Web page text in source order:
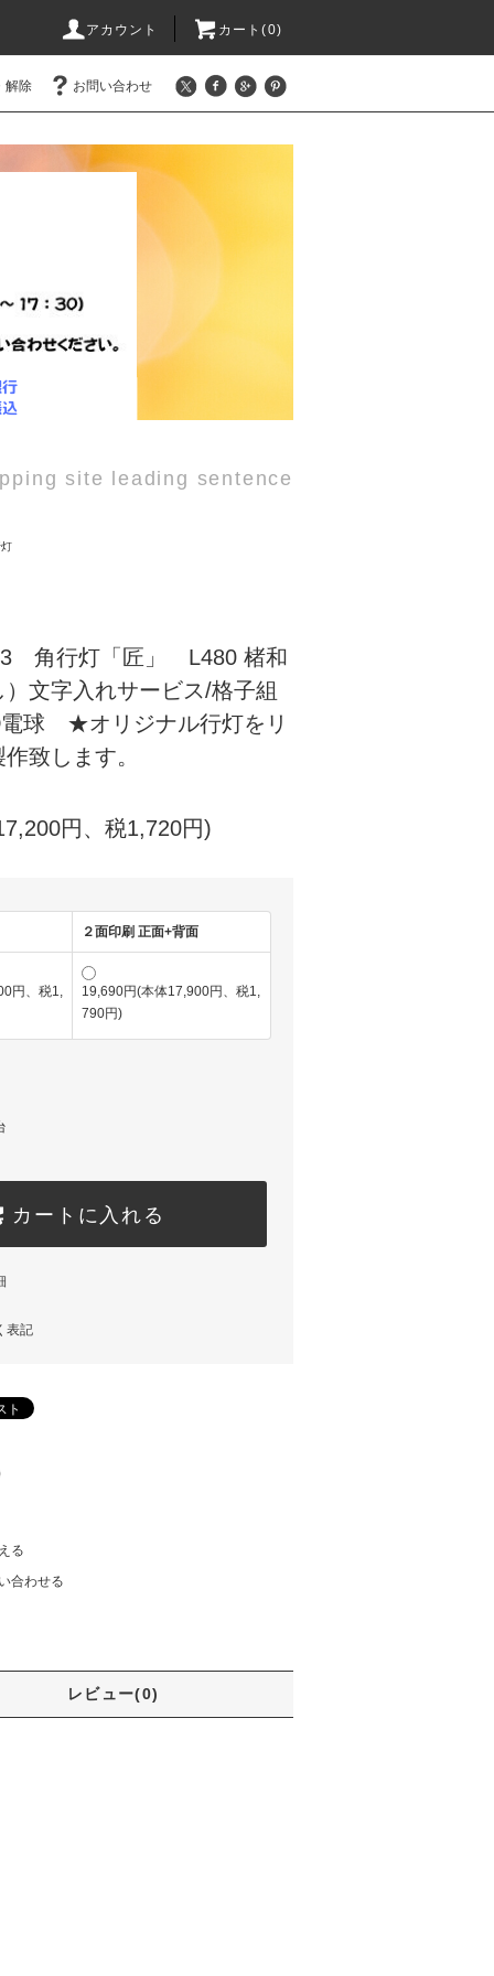
アカウント カート(0)
解除 お問い合わせ
site leading sentence
角行灯「匠」 L480 楮和
文字入れサービス/格子組
電球 ★オリジナル行灯をリ
致します。
円、税1,720円)
２面印刷 正面+背面
円、税1,
19,690円(本体17,900円、税1,
790円)
カートに入れる
表記
る
合わせる
レビュー(0)